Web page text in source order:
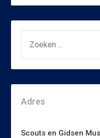
NAAR:
Adres
Scouts en Gidsen